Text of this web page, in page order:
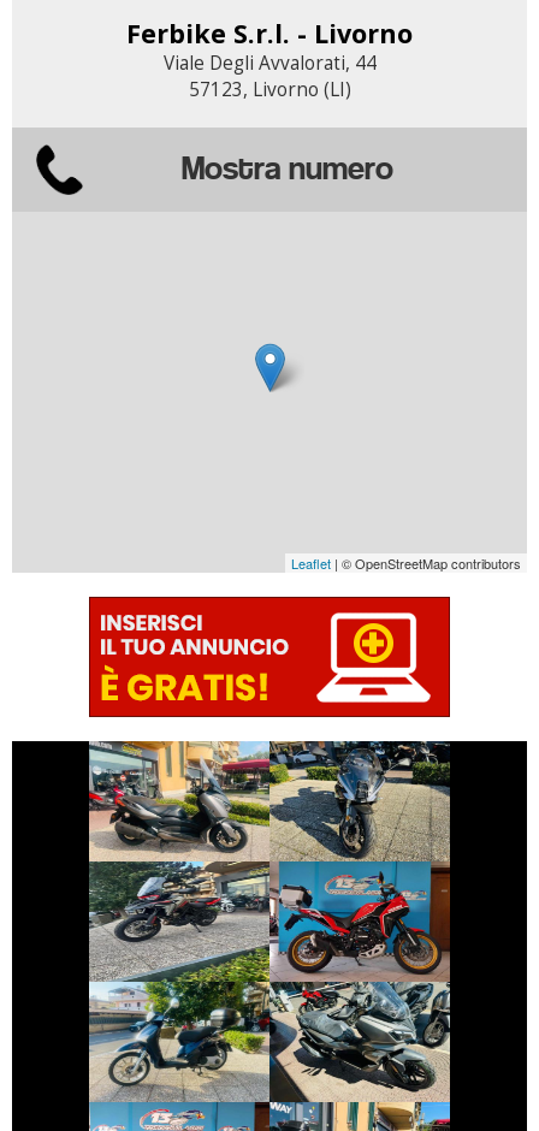
Ferbike S.r.l. - Livorno
Viale Degli Avvalorati, 44
57123, Livorno (LI)
Mostra numero
Leaflet | © OpenStreetMap contributors
YAMAHA XMAX
€ 3.290 €
BENELLI
TORNADO
€ 6.190 €
BENELLI TRK
€ 7.490 €
MOTO-MORINI X-
CAPE
€ 5.490 €
PIAGGIO LIBERTY
€ 1.650 €
SYM ADX-300
€ 4.690 €
€ 7.990 € € 6.490 €